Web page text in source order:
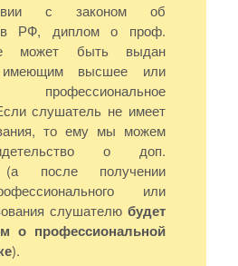
с законом об
в РФ, диплом о проф.
может быть выдан
имеющим высшее или
слушатель не имеет
то ему мы можем
о доп.
(а после получении
или
слушателю будет
о профессиональной
).